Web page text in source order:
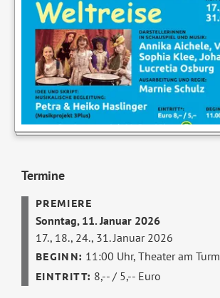
Termine
Sonntag, 11. Januar 2026
17., 18., 24., 31. Januar 2026
11:00 Uhr,Theater am Turm
8,-- / 5,-- Euro